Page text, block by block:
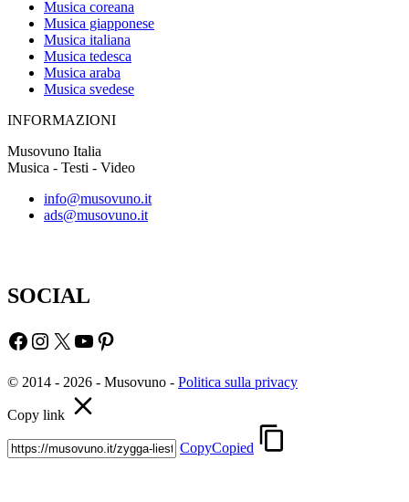
Musica coreana
Musica giapponese
Musica italiana
Musica tedesca
Musica araba
Musica svedese
INFORMAZIONI
Musovuno Italia
Musica - Testi - Video
info@musovuno.it
ads@musovuno.it
SOCIAL
Facebook
Instagram
X YouTube
Pinterest
© 2014 - 2026 - Musovuno - Politica sulla privacy
Copy link
CopyCopied